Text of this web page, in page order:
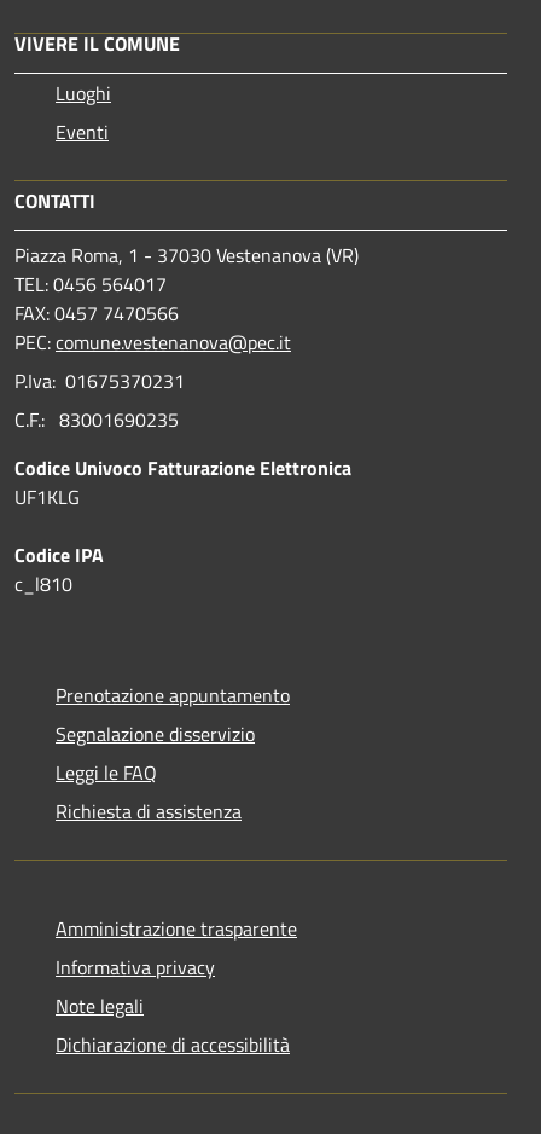
VIVERE IL COMUNE
Luoghi
Eventi
CONTATTI
Piazza Roma, 1 - 37030 Vestenanova (VR)
TEL: 0456 564017
FAX: 0457 7470566
PEC:comune.vestenanova@pec.it
P.Iva: 01675370231
C.F.: 83001690235
Codice Univoco Fatturazione Elettronica
UF1KLG
Codice IPA
c_l810
Prenotazione appuntamento
Segnalazione disservizio
Leggi le FAQ
Richiesta di assistenza
Amministrazione trasparente
Informativa privacy
Note legali
Dichiarazione di accessibilità